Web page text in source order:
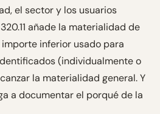
el sector y los usuarios
añade la materialidad de
inferior usado para
(individualmente o
la materialidad general. Y
a documentar el porqué de la